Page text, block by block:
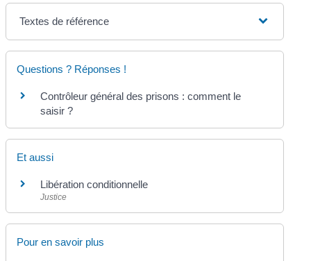
Textes de référence
Questions ? Réponses !
Contrôleur général des prisons : comment le
saisir ?
Et aussi
Libération conditionnelle
Justice
Pour en savoir plus